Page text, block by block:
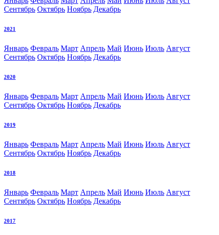
Сентябрь Октябрь Ноябрь Декабрь
2021
Январь Февраль Март Апрель Май Июнь Июль Август
Сентябрь Октябрь Ноябрь Декабрь
2020
Январь Февраль Март Апрель Май Июнь Июль Август
Сентябрь Октябрь Ноябрь Декабрь
2019
Январь Февраль Март Апрель Май Июнь Июль Август
Сентябрь Октябрь Ноябрь Декабрь
2018
Январь Февраль Март Апрель Май Июнь Июль Август
Сентябрь Октябрь Ноябрь Декабрь
2017